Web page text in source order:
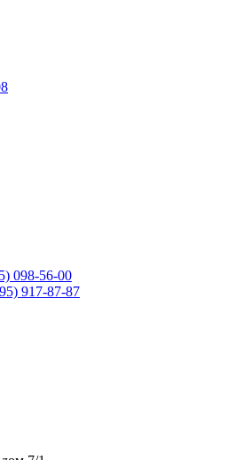
098-56-00
917-87-87